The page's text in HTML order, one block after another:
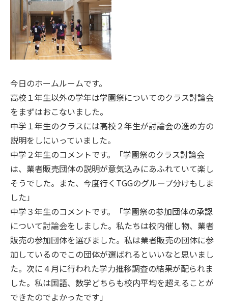
今日のホームルームです。
高校１年生以外の学年は学園祭についてのクラス討論会
をまずはおこないました。
中学１年生のクラスには高校２年生が討論会の進め方の
説明をしにいっていました。
中学２年生のコメントです。「学園祭のクラス討論会
は、業者販売団体の説明が意気込みにあふれていて楽し
そうでした。また、今度行くTGGのグループ分けもしま
した」
中学３年生のコメントです。「学園祭の参加団体の承認
について討論会をしました。私たちは校内催し物、業者
販売の参加団体を選びました。私は業者販売の団体に参
加しているのでこの団体が選ばれるといいなと思いまし
た。次に４月に行われた学力推移調査の結果が配られま
した。私は国語、数学どちらも校内平均を超えることが
できたのでよかったです」